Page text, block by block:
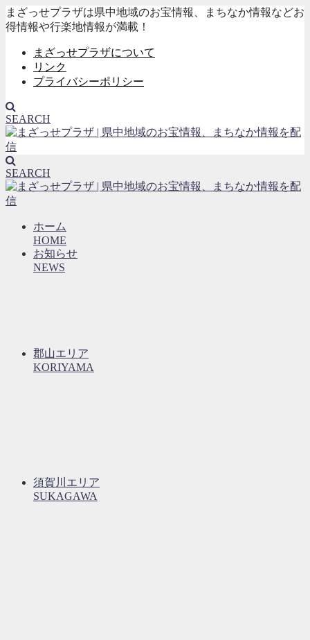
まざっせプラザは県中地域のお宝情報、まちなか情報などお
得情報や行楽地情報が満載！
まざっせプラザについて
リンク
プライバシーポリシー
SEARCH
SEARCH
ホーム
HOME
お知らせ
NEWS
郡山エリア
KORIYAMA
須賀川エリア
SUKAGAWA